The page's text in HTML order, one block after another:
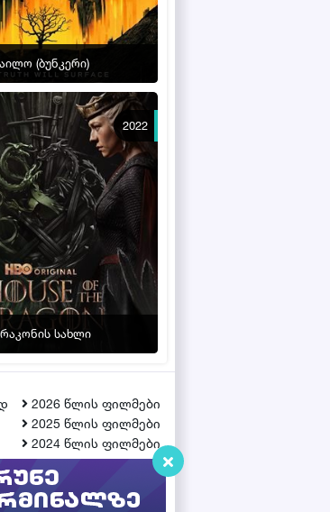
(ბუნკერი)
2022
სახლი
2026 წლის ფილმები
2025 წლის ფილმები
2024 წლის ფილმები